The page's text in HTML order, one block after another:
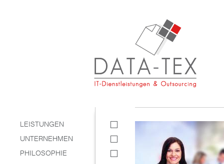
LEISTUNGEN
UNTERNEHMEN
PHILOSOPHIE